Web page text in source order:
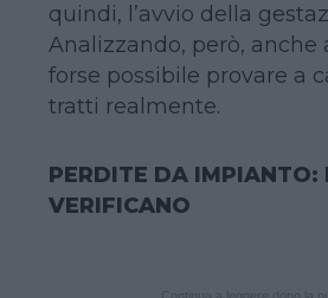
quindi, l’avvio della
Analizzando, però,
forse possibile provare a
tratti realmente.
PERDITE DA IMPIANTO:
VERIFICANO